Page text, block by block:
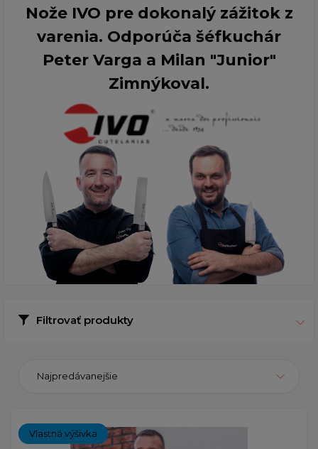
Nože IVO pre dokonalý zážitok z
varenia. Odporúča šéfkuchár
Peter Varga a Milan "Junior"
Zimnýkoval.
Filtrovať produkty
Najpredávanejšie
Vlastná výšivka